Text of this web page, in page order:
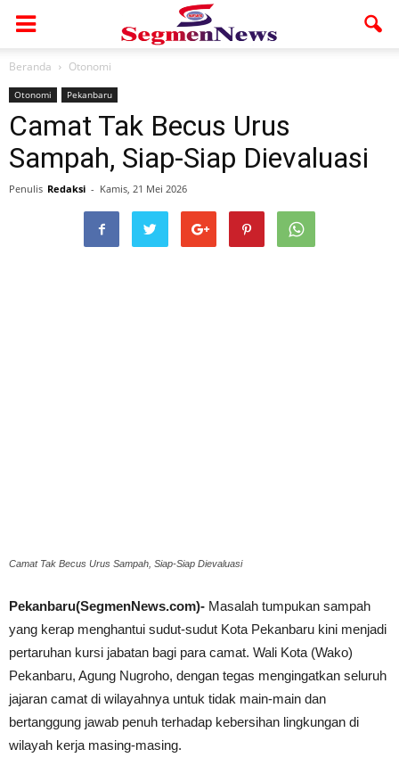
Beranda Otonomi
Otonomi Pekanbaru
Camat Tak Becus Urus
Sampah, Siap-Siap Dievaluasi
Penulis Redaksi - Kamis, 21 Mei 2026
Camat Tak Becus Urus Sampah, Siap-Siap Dievaluasi
Pekanbaru(SegmenNews.com)- Masalah tumpukan sampah
yang kerap menghantui sudut-sudut Kota Pekanbaru kini menjadi
pertaruhan kursi jabatan bagi para camat. Wali Kota (Wako)
Pekanbaru, Agung Nugroho, dengan tegas mengingatkan seluruh
jajaran camat di wilayahnya untuk tidak main-main dan
bertanggung jawab penuh terhadap kebersihan lingkungan di
wilayah kerja masing-masing.